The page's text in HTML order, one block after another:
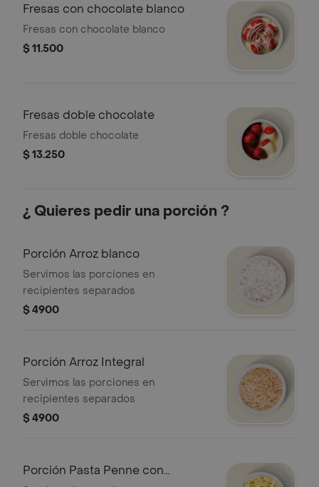
Fresas con chocolate blanco
Fresas con chocolate blanco
$ 11.500
Fresas doble chocolate
Fresas doble chocolate
$ 13.250
¿ Quieres pedir una porción ?
Porción Arroz blanco
Servimos las porciones en
recipientes separados
$ 4900
Porción Arroz Integral
Servimos las porciones en
recipientes separados
$ 4900
Porción Pasta Penne con